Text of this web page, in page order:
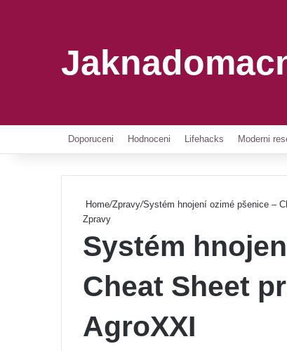
Doporuceni Hodnoceni Lifehacks Moderni
Home/Zpravy/Systém hnojení ozimé pšenice –
Zpravy
Systém
Cheat Sheet
AgroXXI